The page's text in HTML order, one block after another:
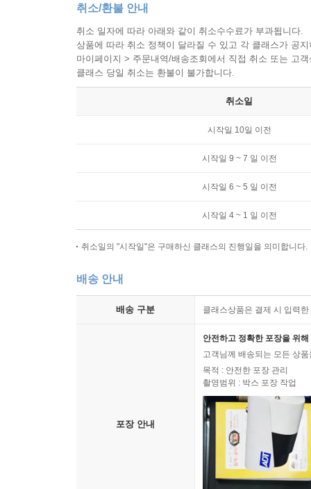
취소/환불 안내
취소 일자에 따라 아래와 같이 취소수수료가 부과됩니다.
상품에 따라 취소 정책이 달라질 수 있고 각 클래스가 공
마이페이지 > 주문내역/배송조회에서 직접 취소 또는 고
클래스 당일 취소는 환불이 불가합니다.
취소일
시작일 10일 이전
시작일 9 ~ 7 일 이전
시작일 6 ~ 5 일 이전
시작일 4 ~ 1 일 이전
취소일의 "시작일"은 구매하신 클래스의 진행일을 의미합니다.
배송 안내
배송 구분 클래스상품은 결제 시 입력
포장 안내
안전하고 정확한 포장을 위
고객님께 배송되는 모든 상
목적 : 안전한 포장 관리
촬영범위 : 박스 포장 작업